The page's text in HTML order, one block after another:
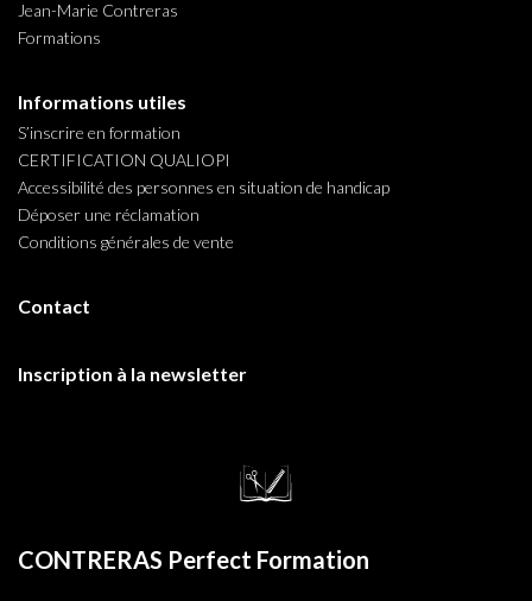
Jean-Marie Contreras
Formations
Informations utiles
S’inscrire en formation
CERTIFICATION QUALIOPI
Accessibilité des personnes en situation de handicap
Déposer une réclamation
Conditions générales de vente
Contact
Inscription à la newsletter
CONTRERAS Perfect Formation